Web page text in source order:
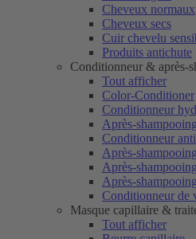
Cheveux normaux
Cheveux secs
Cuir chevelu
Produits antichute
Conditionneur & après-
Tout afficher
Color-Conditioner
Conditionneur
Après-
Conditionneur
Après-
Après-
Après-
Conditionneur de
Masque capillaire &
Tout afficher